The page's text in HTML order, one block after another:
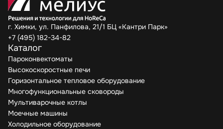
г. Химки, ул. Панфилова, 21/1 БЦ «Кантри Парк»
+7 (495) 182-34-82
Каталог
Пароконвектоматы
Высокоскоростные печи
Горизонтальное тепловое оборудование
Многофункциональные сковороды
Мультиварочные котлы
Моечные машины
Холодильное оборудование